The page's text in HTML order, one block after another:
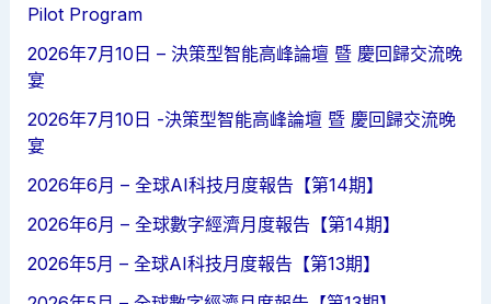
Pilot Program
2026年7月10日 – 決策型智能高峰論壇 暨 慶回歸交流晚
宴
2026年7月10日 -決策型智能高峰論壇 暨 慶回歸交流晚
宴
2026年6月 – 全球AI科技月度報告【第14期】
2026年6月 – 全球數字經濟月度報告【第14期】
2026年5月 – 全球AI科技月度報告【第13期】